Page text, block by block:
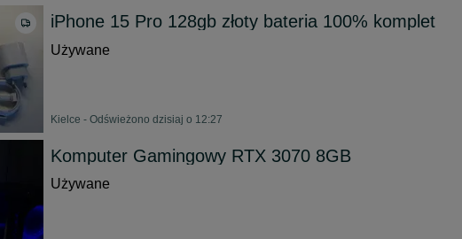
iPhone 15 Pro 128gb złoty bateria 100% komplet
Używane
Kielce - Odświeżono dzisiaj o 12:27
Komputer Gamingowy RTX 3070 8GB
Używane